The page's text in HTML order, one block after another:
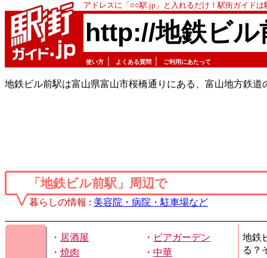
アドレスに「○○駅.jp」と入れるだけ！駅街ガイド
http://地鉄ビル
使い方 よくある質問 ご利用にあたって
地鉄ビル前駅は富山県富山市桜橋通りにある、富山地方鉄道
「地鉄ビル前駅」周辺で
暮らしの情報 : 美容院・病院・駐車場など
・ 居酒屋 ・ ビアガーデン
・ 焼肉 ・ 中華
地鉄
る？